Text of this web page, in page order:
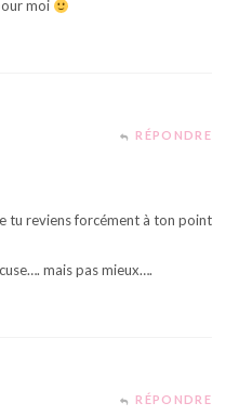
moi
RÉPONDRE
tu reviens forcément à ton point
mais pas mieux….
RÉPONDRE